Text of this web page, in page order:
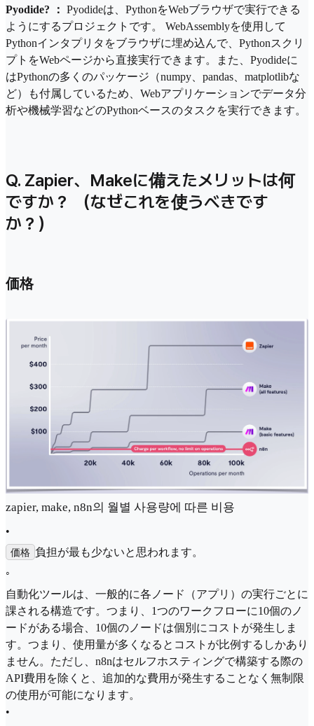
Pyodide? ： Pyodideは、PythonをWebブラウザで実行できる
ようにするプロジェクトです。 WebAssemblyを使用して
Pythonインタプリタをブラウザに埋め込んで、Pythonスクリ
プトをWebページから直接実行できます。また、Pyodideに
はPythonの多くのパッケージ（numpy、pandas、matplotlibな
ど）も付属しているため、Webアプリケーションでデータ分
析や機械学習などのPythonベースのタスクを実行できます。
Q. Zapier、Makeに備えたメリットは何
ですか？ （なぜこれを使うべきです
か？）
価格
zapier, make, n8n의 월별 사용량에 따른 비용
•
価格 負担が最も少ないと思われます。
◦
自動化ツールは、一般的に各ノード（アプリ）の実行ごとに
課される構造です。つまり、1つのワークフローに10個のノ
ードがある場合、10個のノードは個別にコストが発生しま
す。つまり、使用量が多くなるとコストが比例するしかあり
ません。ただし、n8nはセルフホスティングで構築する際の
API費用を除くと、追加的な費用が発生することなく無制限
の使用が可能になります。
•